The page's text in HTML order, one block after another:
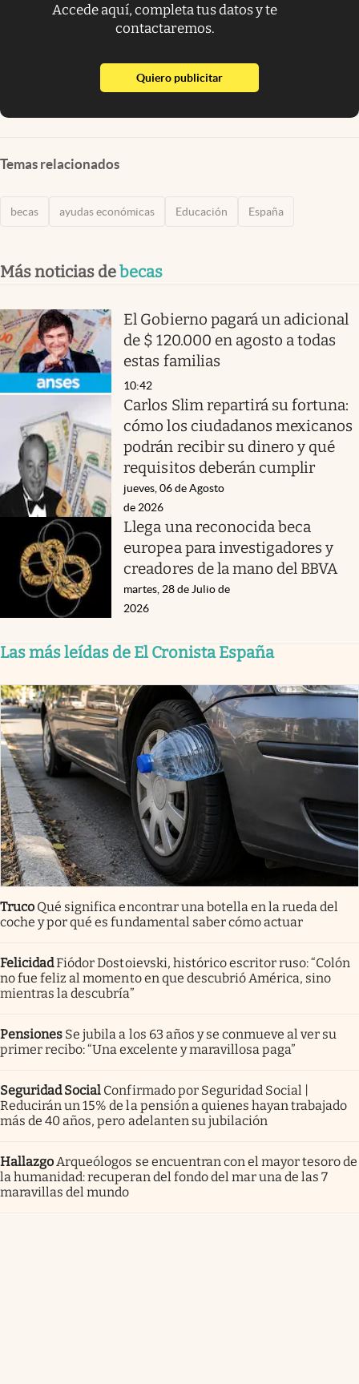
Accede aquí, completa tus datos y te
contactaremos.
Quiero publicitarabre en nueva pestaña
Temas relacionados
becas ayudas económicas Educación España
Más noticias debecas
El Gobierno pagará un adicional
de $ 120.000 en agosto a todas
estas familias
10:42
Carlos Slim repartirá su fortuna:
cómo los ciudadanos mexicanos
podrán recibir su dinero y qué
requisitos deberán cumplir
jueves, 06 de Agosto
de 2026
Llega una reconocida beca
europea para investigadores y
creadores de la mano del BBVA
martes, 28 de Julio de
2026
Las más leídas de El Cronista España
Truco Qué significa encontrar una botella en la rueda del
coche y por qué es fundamental saber cómo actuar
FelicidadFiódor Dostoievski, histórico escritor ruso: “Colón
no fue feliz al momento en que descubrió América, sino
mientras la descubría”
Pensiones Se jubila a los 63 años y se conmueve al ver su
primer recibo: “Una excelente y maravillosa paga”
Seguridad Social Confirmado por Seguridad Social |
Reducirán un 15% de la pensión a quienes hayan trabajado
más de 40 años, pero adelanten su jubilación
HallazgoArqueólogos se encuentran con el mayor tesoro de
la humanidad: recuperan del fondo del mar una de las 7
maravillas del mundo